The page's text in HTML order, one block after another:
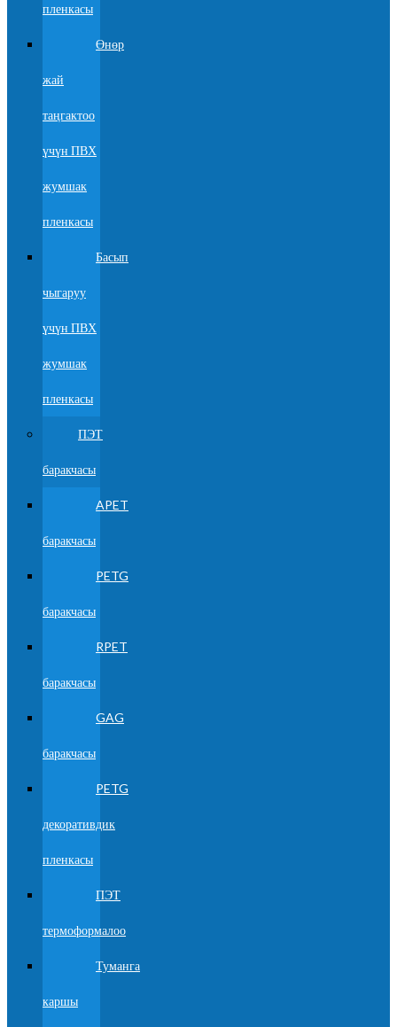
пленкасы
Өнөр
жай
таңгактоо
үчүн ПВХ
жумшак
пленкасы
Басып
чыгаруу
үчүн ПВХ
жумшак
пленкасы
ПЭТ
баракчасы
APET
баракчасы
PETG
баракчасы
RPET
баракчасы
GAG
баракчасы
PETG
декоративдик
пленкасы
ПЭТ
термоформалоо
Туманга
каршы